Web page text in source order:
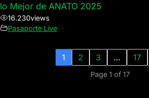
lo Mejor de ANATO 2025
16.230views
Pasaporte Live
1 2 3 … 17
Page 1 of 17